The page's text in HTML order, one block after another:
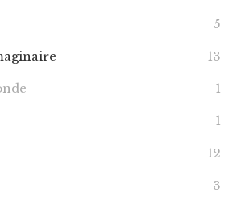
5
13
1
1
12
3